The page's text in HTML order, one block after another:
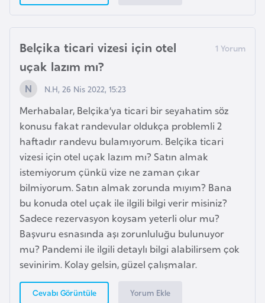
Belçika ticari vizesi için otel
uçak lazım mı?
N.H, 26 Nis 2022, 15:23
Merhabalar, Belçika’ya ticari bir seyahatim söz
konusu fakat randevular oldukça problemli 2
haftadır randevu bulamıyorum. Belçika ticari
vizesi için otel uçak lazım mı? Satın almak
istemiyorum çünkü vize ne zaman çıkar
bilmiyorum. Satın almak zorunda mıyım? Bana
bu konuda otel uçak ile ilgili bilgi verir misiniz?
Sadece rezervasyon koysam yeterli olur mu?
Başvuru esnasında aşı zorunluluğu bulunuyor
mu? Pandemi ile ilgili detaylı bilgi alabilirsem çok
sevinirim. Kolay gelsin, güzel çalışmalar.
Cevabı Görüntüle Yorum Ekle
H
ı
r
a
t
i
s
t
a
n
H
o
l
l
a
n